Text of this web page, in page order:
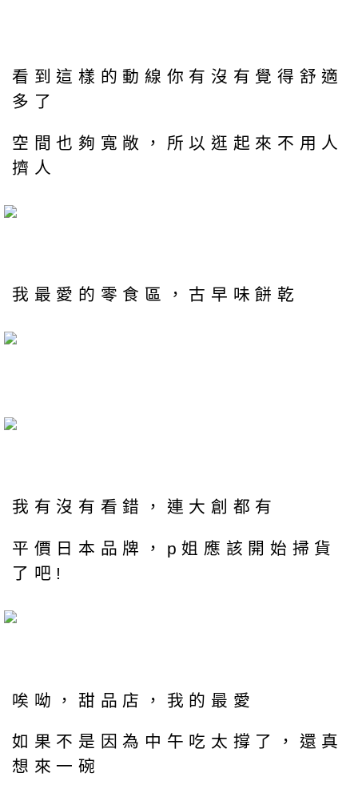
看到這樣的動線你有沒有覺得舒適
多了
空間也夠寬敞，所以逛起來不用人
擠人
我最愛的零食區，古早味餅乾
我有沒有看錯，連大創都有
平價日本品牌，p姐應該開始掃貨
了吧!
唉呦，甜品店，我的最愛
如果不是因為中午吃太撐了，還真
想來一碗